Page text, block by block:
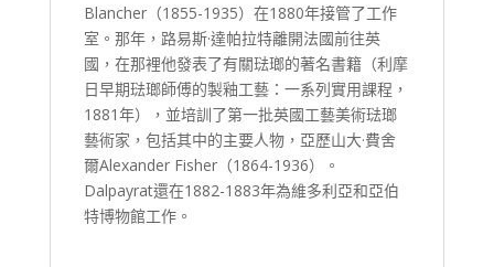
Blancher（1855-1935）在1880年接管了工作
室。那年，路易斯·達帕拉特離開法國前往英
國，在那裡他發表了有關琺瑯的著名書籍（利摩
日早期琺瑯師傅的製釉工藝：一系列實用課程，
1881年），並培訓了第一批英國工藝美術琺瑯
藝術家，包括其中的主要人物，亞歷山大·費舍
爾Alexander Fisher（1864-1936）。
Dalpayrat還在1882-1883年為維多利亞和亞伯
特博物館工作。